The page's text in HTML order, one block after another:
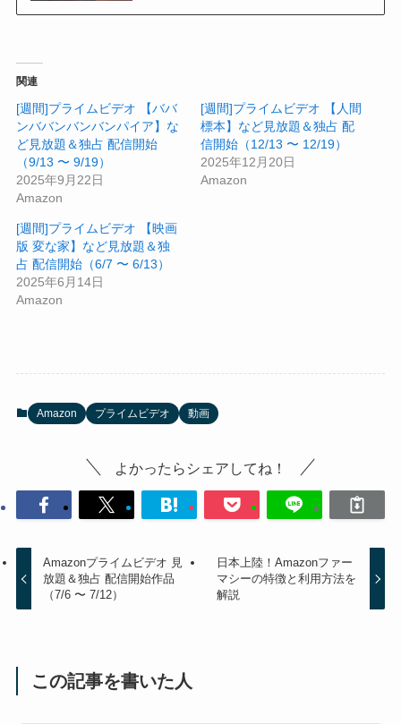
関連
[週間]プライムビデオ 【ババ
ンババンバンバンパイア】な
ど見放題＆独占 配信開始
（9/13 〜 9/19）
2025年9月22日
Amazon
[週間]プライムビデオ 【人間
標本】など見放題＆独占 配
信開始（12/13 〜 12/19）
2025年12月20日
Amazon
[週間]プライムビデオ 【映画
版 変な家】など見放題＆独
占 配信開始（6/7 〜 6/13）
2025年6月14日
Amazon
Amazon プライムビデオ 動画
よかったらシェアしてね！
Amazonプライムビデオ 見
放題＆独占 配信開始作品
（7/6 〜 7/12）
日本上陸！Amazonファー
マシーの特徴と利用方法を
解説
この記事を書いた人